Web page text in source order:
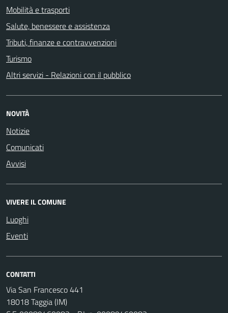
Mobilità e trasporti
Salute, benessere e assistenza
Tributi, finanze e contravvenzioni
Turismo
Altri servizi - Relazioni con il pubblico
NOVITÀ
Notizie
Comunicati
Avvisi
VIVERE IL COMUNE
Luoghi
Eventi
CONTATTI
Via San Francesco 441
18018 Taggia (IM)